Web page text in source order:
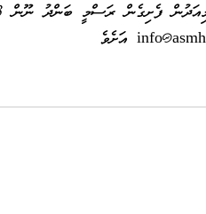
ބަންދު ނޫން 3 ދުވަހުގެ ތެރޭގައި އެ ޝަކުވާއެއް މި އިދާރާއަށް ހުށަހަޅަންވާނެއެވެ. ޝަކުވާ ފޮނުއްވާނީ
އަށެވެ